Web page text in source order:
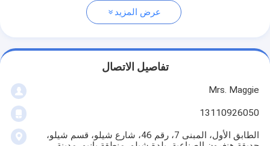
عرض المزيد
تفاصيل الاتصال
Mrs. Maggie
13110926050
الطابق الأول، المبنى 7، رقم 46، شارع شيلو، قسم شيلو،